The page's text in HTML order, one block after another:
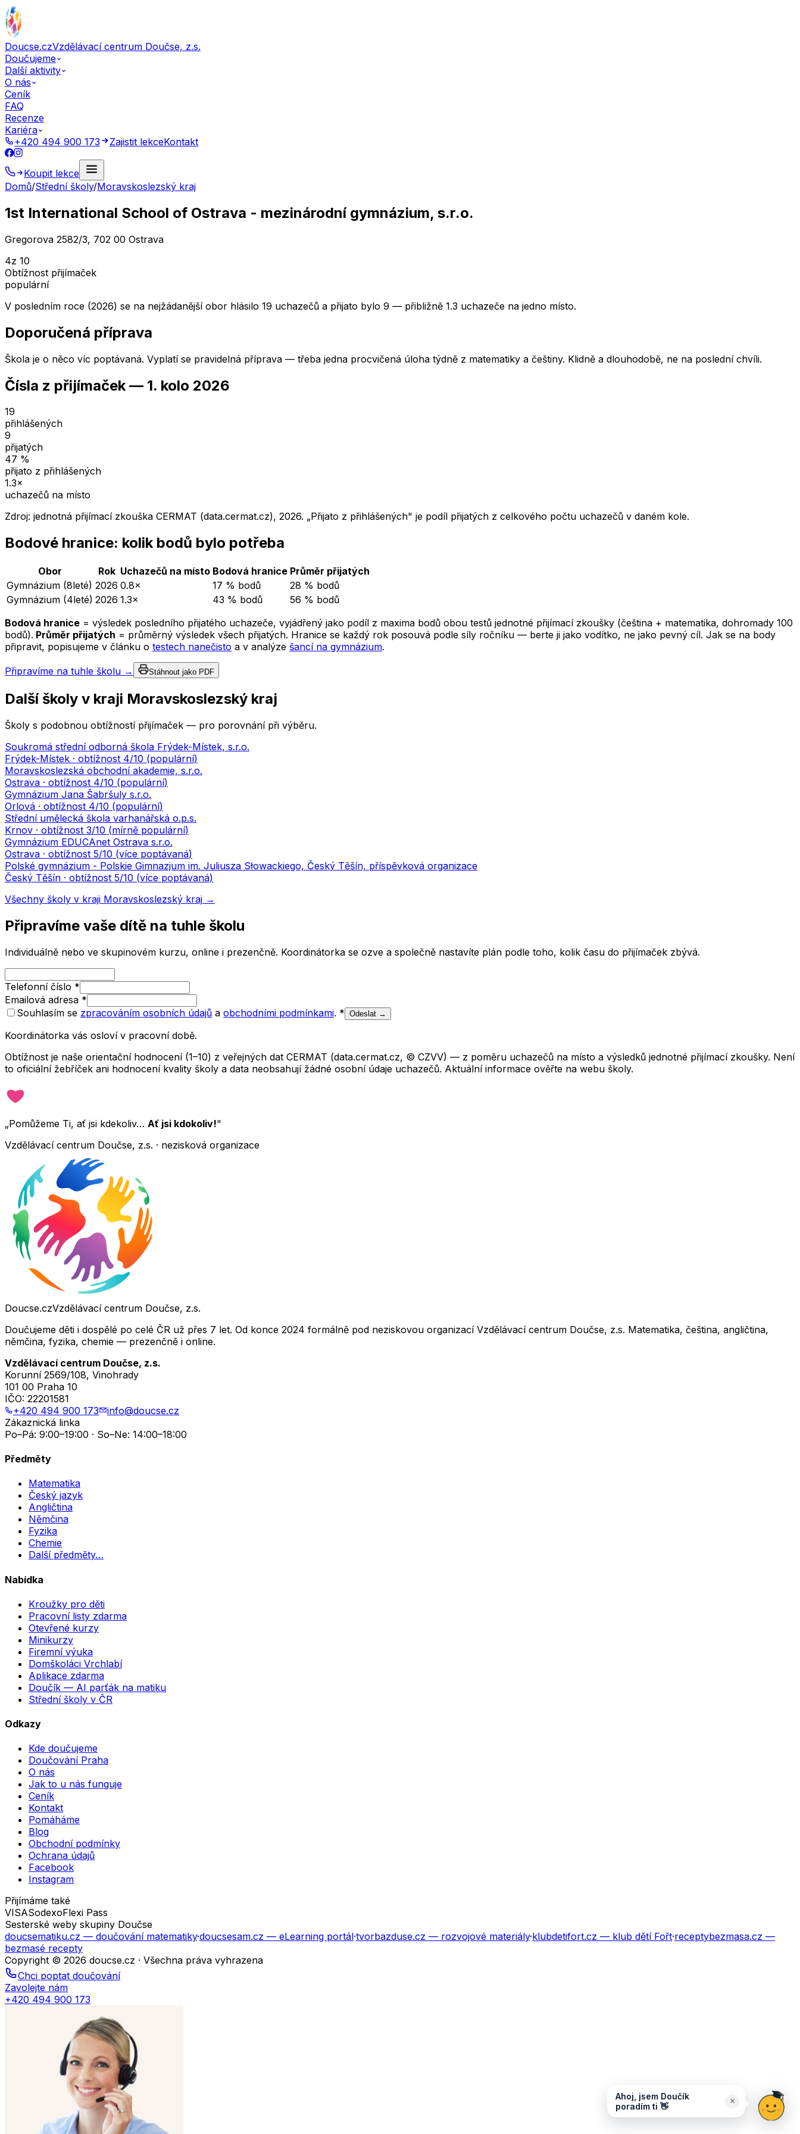
Doucse.czVzdělávací centrum Doučse, z.s.
Doučujeme
Další aktivity
O nás
Ceník
FAQ
Recenze
Kariéra
+420 494 900 173
Zajistit lekceKontakt
Koupit lekce
Domů/Střední školy/Moravskoslezský kraj
1st International School of Ostrava - mezinárodní gymnázium, s.r.o.
Gregorova 2582/3, 702 00 Ostrava
4z 10
Obtížnost přijímaček
populární
V posledním roce (2026) se na nejžádanější obor hlásilo 19 uchazečů a přijato bylo 9 — přibližně 1.3 uchazeče na jedno místo.
Doporučená příprava
Škola je o něco víc poptávaná. Vyplatí se pravidelná příprava — třeba jedna procvičená úloha týdně z matematiky a češtiny. Klidně a dlouhodobě, ne na poslední chvíli.
Čísla z přijímaček — 1. kolo 2026
19
přihlášených
9
přijatých
47 %
přijato z přihlášených
1.3×
uchazečů na místo
Zdroj: jednotná přijímací zkouška CERMAT (data.cermat.cz), 2026. „Přijato z přihlášených" je podíl přijatých z celkového počtu uchazečů v daném kole.
Bodové hranice: kolik bodů bylo potřeba
Obor Rok Uchazečů na místo Bodová hranice Průměr přijatých
Gymnázium (8leté) 2026 0.8× 17 % bodů
28 % bodů
Gymnázium (4leté) 2026 1.3× 43 % bodů
56 % bodů
Bodová hranice = výsledek posledního přijatého uchazeče, vyjádřený jako podíl z maxima bodů obou testů jednotné přijímací zkoušky (čeština + matematika, dohromady 100
bodů). Průměr přijatých = průměrný výsledek všech přijatých. Hranice se každý rok posouvá podle síly ročníku — berte ji jako vodítko, ne jako pevný cíl. Jak se na body
připravit, popisujeme v článku o testech nanečisto a v analýze šancí na gymnázium.
Připravíme na tuhle školu → Stáhnout jako PDF
Další školy v kraji Moravskoslezský kraj
Školy s podobnou obtížností přijímaček — pro porovnání při výběru.
Soukromá střední odborná škola Frýdek-Místek, s.r.o.
Frýdek-Místek · obtížnost 4/10 (populární)
Moravskoslezská obchodní akademie, s.r.o.
Ostrava · obtížnost 4/10 (populární)
Gymnázium Jana Šabršuly s.r.o.
Orlová · obtížnost 4/10 (populární)
Střední umělecká škola varhanářská o.p.s.
Krnov · obtížnost 3/10 (mírně populární)
Gymnázium EDUCAnet Ostrava s.r.o.
Ostrava · obtížnost 5/10 (více poptávaná)
Polské gymnázium - Polskie Gimnazjum im. Juliusza Słowackiego, Český Těšín, příspěvková organizace
Český Těšín · obtížnost 5/10 (více poptávaná)
Všechny školy v kraji Moravskoslezský kraj →
Připravíme vaše dítě na tuhle školu
Individuálně nebo ve skupinovém kurzu, online i prezenčně. Koordinátorka se ozve a společně nastavíte plán podle toho, kolik času do přijímaček zbývá.
Telefonní číslo *
Emailová adresa *
Souhlasím se zpracováním osobních údajů a obchodními podmínkami. * Odeslat →
Koordinátorka vás osloví v pracovní době.
Obtížnost je naše orientační hodnocení (1–10) z veřejných dat CERMAT (data.cermat.cz, © CZVV) — z poměru uchazečů na místo a výsledků jednotné přijímací zkoušky. Není
to oficiální žebříček ani hodnocení kvality školy a data neobsahují žádné osobní údaje uchazečů. Aktuální informace ověřte na webu školy.
„Pomůžeme Ti, ať jsi kdekoliv… Ať jsi kdokoliv!"
Vzdělávací centrum Doučse, z.s. · nezisková organizace
Doucse.czVzdělávací centrum Doučse, z.s.
Doučujeme děti i dospělé po celé ČR už přes 7 let. Od konce 2024 formálně pod neziskovou organizací Vzdělávací centrum Doučse, z.s. Matematika, čeština, angličtina,
němčina, fyzika, chemie — prezenčně i online.
Vzdělávací centrum Doučse, z.s.
Korunní 2569/108, Vinohrady
101 00 Praha 10
IČO: 22201581
+420 494 900 173
info@doucse.cz
Zákaznická linka
Po–Pá: 9:00–19:00 · So–Ne: 14:00–18:00
Předměty
Matematika
Český jazyk
Angličtina
Němčina
Fyzika
Chemie
Další předměty…
Nabídka
Kroužky pro děti
Pracovní listy zdarma
Otevřené kurzy
Minikurzy
Firemní výuka
Domškoláci Vrchlabí
Aplikace zdarma
Doučík — AI parťák na matiku
Střední školy v ČR
Odkazy
Kde doučujeme
Doučování Praha
O nás
Jak to u nás funguje
Ceník
Kontakt
Pomáháme
Blog
Obchodní podmínky
Ochrana údajů
Facebook
Instagram
Přijímáme také
VISASodexoFlexi Pass
Sesterské weby skupiny Doučse
doucsematiku.cz — doučování matematiky·doucsesam.cz — eLearning portál·tvorbazduse.cz — rozvojové materiály·klubdetifort.cz — klub dětí Fořt·receptybezmasa.cz —
bezmasé recepty
Copyright © 2026 doucse.cz · Všechna práva vyhrazena
Chci poptat doučování
Zavolejte nám
+420 494 900 173
Ahoj, jsem Doučík
poradím ti 👋
×